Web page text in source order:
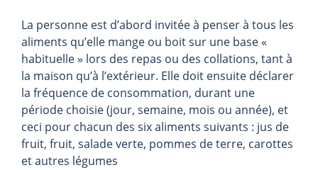
La personne est d’abord invitée à penser à tous les
aliments qu’elle mange ou boit sur une base «
habituelle » lors des repas ou des collations, tant à
la maison qu’à l’extérieur. Elle doit ensuite déclarer
la fréquence de consommation, durant une
période choisie (jour, semaine, mois ou année), et
ceci pour chacun des six aliments suivants : jus de
fruit, fruit, salade verte, pommes de terre, carottes
et autres légumes